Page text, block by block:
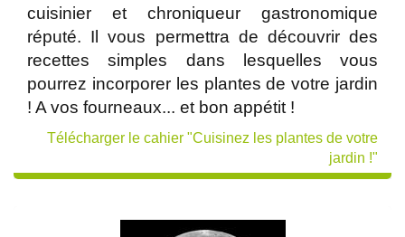
cuisinier et chroniqueur gastronomique
réputé. Il vous permettra de découvrir des
recettes simples dans lesquelles vous
pourrez incorporer les plantes de votre jardin
! A vos fourneaux... et bon appétit !
Télécharger le cahier "Cuisinez les plantes de votre
jardin !"